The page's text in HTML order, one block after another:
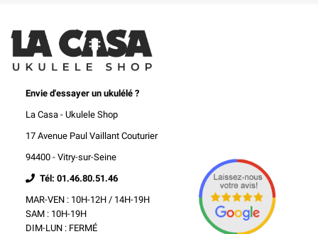
Envie d'essayer un ukulélé ?
La Casa - Ukulele Shop
17 Avenue Paul Vaillant Couturier
94400 - Vitry-sur-Seine
Tél: 01.46.80.51.46
MAR-VEN : 10H-12H / 14H-19H
SAM : 10H-19H
DIM-LUN : FERMÉ